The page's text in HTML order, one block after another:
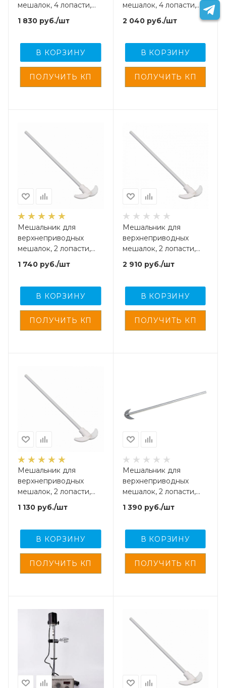
мешалок, 4 лопасти,
нержавеющая сталь,
190 мм
1 830 руб./шт
В КОРЗИНУ
мешалок, 4 лопасти,
нержавеющая сталь с
фторопластовым
2 040руб./шт
В КОРЗИНУ
Мешальник для
верхнеприводных
мешалок, 2 лопасти,
нержавеющая сталь с
фторопластовым
1 740 руб./шт
В КОРЗИНУ
Мешальник для
верхнеприводных
мешалок, 2 лопасти,
нержавеющая сталь с
фторопластовым
2 910руб./шт
В КОРЗИНУ
Мешальник для
верхнеприводных
мешалок, 2 лопасти,
нержавеющая сталь с
фторопластовым
1 130 руб./шт
В КОРЗИНУ
Мешальник для
верхнеприводных
мешалок, 2 лопасти,
нержавеющая сталь,
200 мм
1 390руб./шт
В КОРЗИНУ